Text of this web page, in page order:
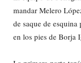
mandar Melero
de saque de
en los pies de Borja